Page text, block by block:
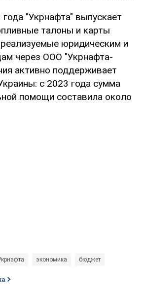
"Укрнафта" выпускает
талоны и карты
реализуемые юридическим и
через ООО "Укрнафта-
активно поддерживает
с 2023 года сумма
помощи составила около
экономика бюджет